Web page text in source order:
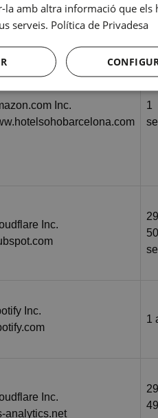
Inc.
1
Inc.
50
Inc.
1
Inc.
analytics.net
49
la amb altra informació que
serveis. Política de Privadesa